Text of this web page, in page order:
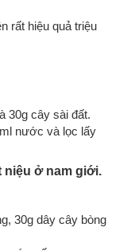
rất hiệu quả triệu
30g cây sài đất.
nước và lọc lấy
niệu ở nam giới.
30g dây cây bòng